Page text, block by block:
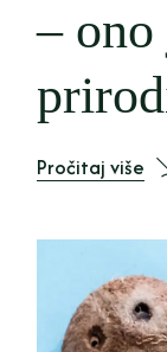
–
Pročitaj više